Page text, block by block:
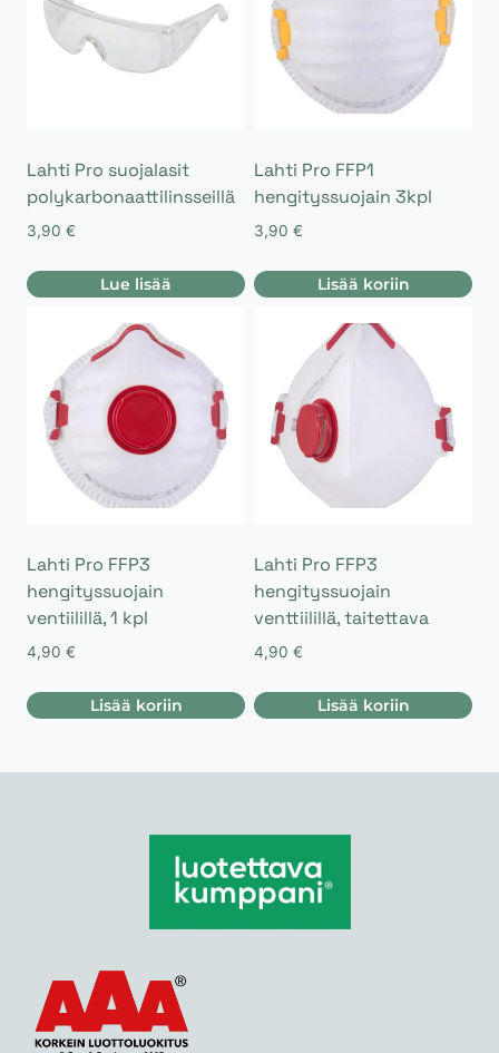
Lahti Pro suojalasit
polykarbonaattilinsseillä
3,90 €
Lue lisää
Lahti Pro FFP1
hengityssuojain 3kpl
3,90 €
Lisää koriin
Lahti Pro FFP3
hengityssuojain
ventiilillä, 1 kpl
4,90 €
Lisää koriin
Lahti Pro FFP3
hengityssuojain
venttiilillä, taitettava
4,90 €
Lisää koriin